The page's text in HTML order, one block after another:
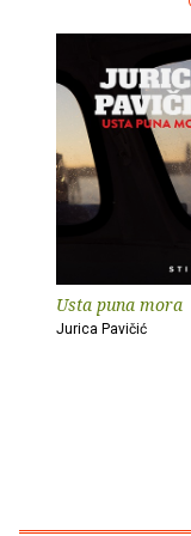
Usta puna mora
Jurica Pavičić